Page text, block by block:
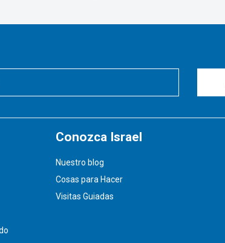
Conozca Israel
Nuestro blog
Cosas para Hacer
Visitas Guiadas